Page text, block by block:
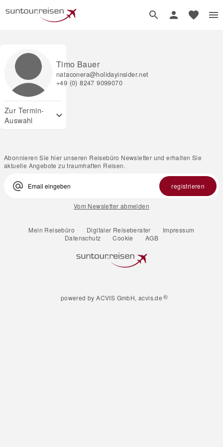
Timo Bauer
nataconera@holidayinsider.net
+49 (0) 8247 9099070
Zur Termin-
Auswahl
expand_more
Abonnieren Sie hier unseren Reisebüro Newsletter und erhalten Sie
aktuelle Angebote zu traumhaften Reisen.
alternate_email registrieren
Vom Newsletter abmelden
Mein Reisebüro Digitaler Reiseberater
Impressum
Datenschutz
Cookie AGB
powered by ACVIS GmbH, acvis.de®